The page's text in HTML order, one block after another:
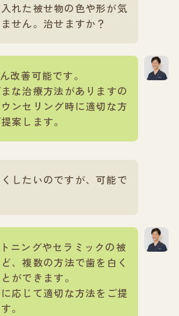
れた被せ物の色や形が気
せん。治せますか？
改善可能です。
な治療方法がありますの
ンセリング時に適切な方
案します。
したいのですが、可能で
ニングやセラミックの被
、複数の方法で歯を白く
ができます。
応じて適切な方法をご提
。